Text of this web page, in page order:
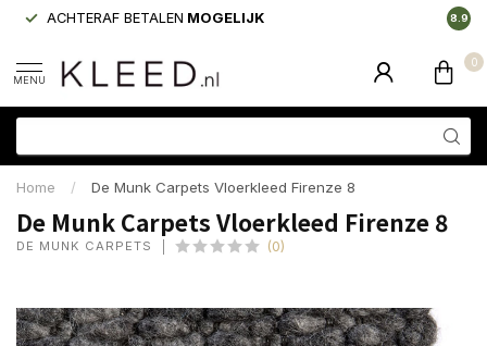
ACHTERAF BETALEN MOGELIJK 8.9
MENU
0
Home / De Munk Carpets Vloerkleed Firenze 8
De Munk Carpets Vloerkleed Firenze 8
DE MUNK CARPETS (0)